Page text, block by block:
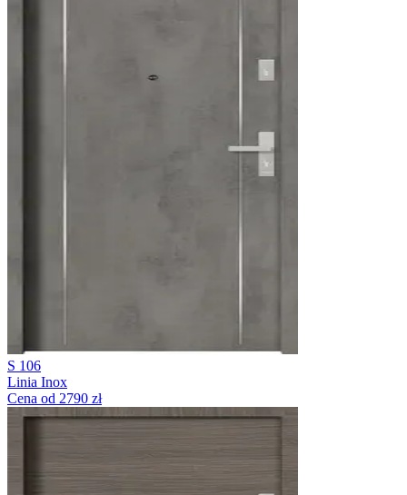
S 106
Linia Inox
Cena od 2790 zł